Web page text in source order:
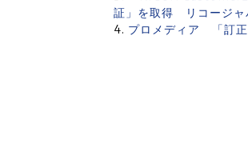
証」を取得 リコージャ
プロメディア 「訂正